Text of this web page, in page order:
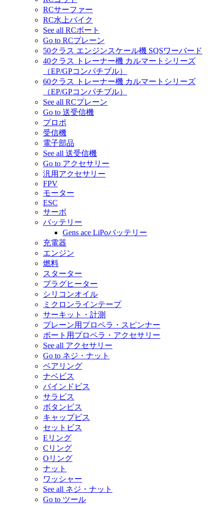
RCサーファー
RC水上バイク
See all RCボート
Go to RCプレーン
50クラス エンジンスケール機 SQSワーバード
40クラス トレーナー機 カルマートシリーズ
（EP/GPコンパチブル）
60クラス トレーナー機 カルマートシリーズ
（EP/GPコンパチブル）
See all RCプレーン
Go to 送受信機
プロポ
受信機
電子部品
See all 送受信機
Go to アクセサリー
汎用アクセサリー
FPV
モーター
ESC
サーボ
バッテリー
Gens ace LiPoバッテリー
充電器
エンジン
燃料
スターター
プラグヒーター
シリコンオイル
ミクロンラインテープ
サーキット・計測
プレーン用プロペラ・スピンナー
ボート用プロペラ・アクセサリー
See all アクセサリー
Go to ネジ・ナット
ベアリング
ナベビス
バインドビス
サラビス
ボタンビス
キャップビス
セットビス
Eリング
Cリング
Oリング
ナット
ワッシャー
See all ネジ・ナット
Go to ツール